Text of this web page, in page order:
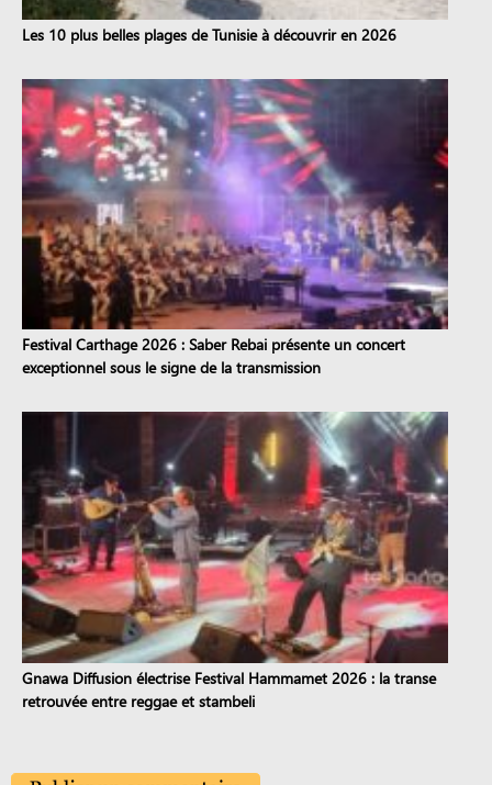
Les 10 plus belles plages de Tunisie à découvrir en 2026
Festival Carthage 2026 : Saber Rebai présente un concert
exceptionnel sous le signe de la transmission
Gnawa Diffusion électrise Festival Hammamet 2026 : la transe
retrouvée entre reggae et stambeli